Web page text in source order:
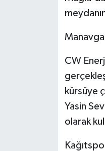
CW
kürsüye
Yasin
olarak